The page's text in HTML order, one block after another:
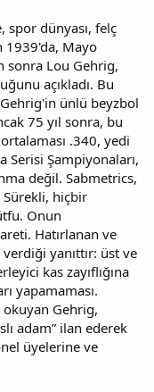
spor dünyası, felç
1939'da, Mayo
sonra Lou Gehrig,
açıkladı. Bu
ünlü beyzbol
75 yıl sonra, bu
.340, yedi
Serisi Şampiyonaları,
değil. Sabmetrics,
Sürekli, hiçbir
Onun
Hatırlanan ve
verdiği yanıttır: üst ve
kas zayıflığına
yapamaması.
Gehrig,
adam” ilan ederek
üyelerine ve